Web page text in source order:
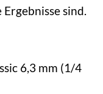
sind.
6,3 mm (1/4